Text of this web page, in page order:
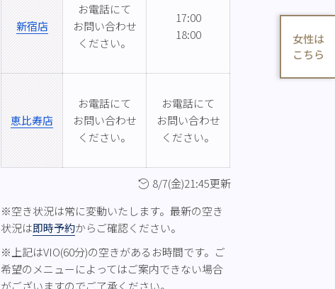
新宿店
お電話にて
お問い合わせ
ください。
17:00
18:00
恵比寿店
お電話にて
お問い合わせ
ください。
お電話にて
お問い合わせ
ください。
8/7(金)21:45更新
※空き状況は常に変動いたします。最新の空き
状況は即時予約からご確認ください。
※上記はVIO(60分)の空きがあるお時間です。ご
希望のメニューによってはご案内できない場合
がございますのでご了承ください。
女性は
こちら